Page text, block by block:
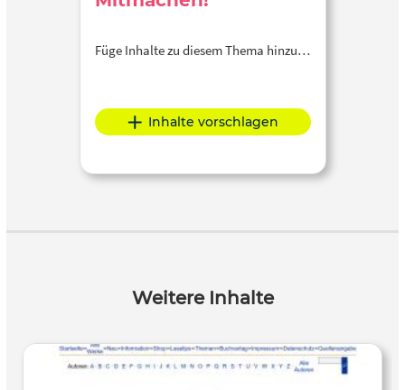
Füge Inhalte zu diesem Thema hinzu…
Inhalte vorschlagen
Weitere Inhalte